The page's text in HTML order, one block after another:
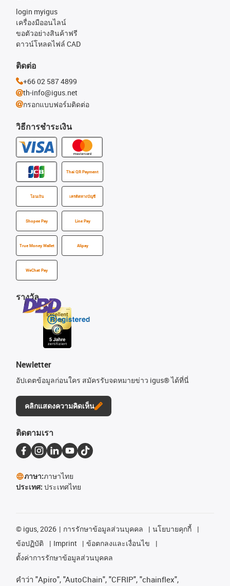
วิธีการชำระเงิน
Thai QR Payment
โอนเงิน เครดิตทางบัญชี
Shopee Pay Line Pay
True Money Wallet Alipay
WeChat Pay
login myigus
เครื่องมืออนไลน์
ขอตัวอย่างสินค้าฟรี
ดาวน์โหลดไฟล์ CAD
รางวัล
Newletter
อัปเดตข้อมูลก่อนใคร สมัครรับจดหมายข่าว igus® ได้ที่นี่
คลิกแสดงความคิดเห็น
ติดต่อ
+66 02 587 4899
th-info@igus.net
กรอกแบบฟอร์มติดต่อ
ติดตามเรา
ภาษา:ภาษาไทย
ประเทศ: ประเทศไทย
© igus, 2026 การรักษาข้อมูลส่วนบุคคล
นโยบายคุกกี้
ข้อปฏิบัติ
Imprint
ข้อตกลงและเงื่อนไข
ตั้งค่าการรักษาข้อมูลส่วนบุคคล
คําว่า "Apiro", "AutoChain", "CFRIP", "chainflex",